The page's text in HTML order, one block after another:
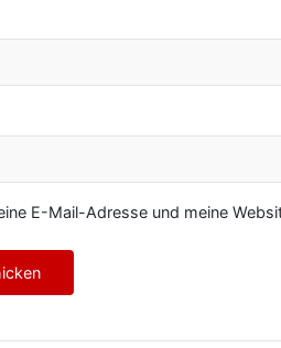
E-Mail-Adresse und meine